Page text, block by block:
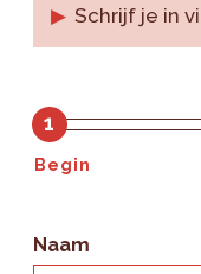
Schrijf je in
1
Begin
Naam